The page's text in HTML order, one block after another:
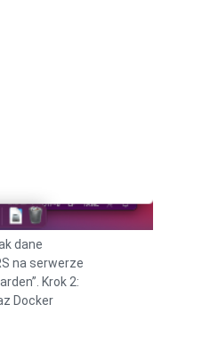
dane
na serwerze
Krok 2:
Docker